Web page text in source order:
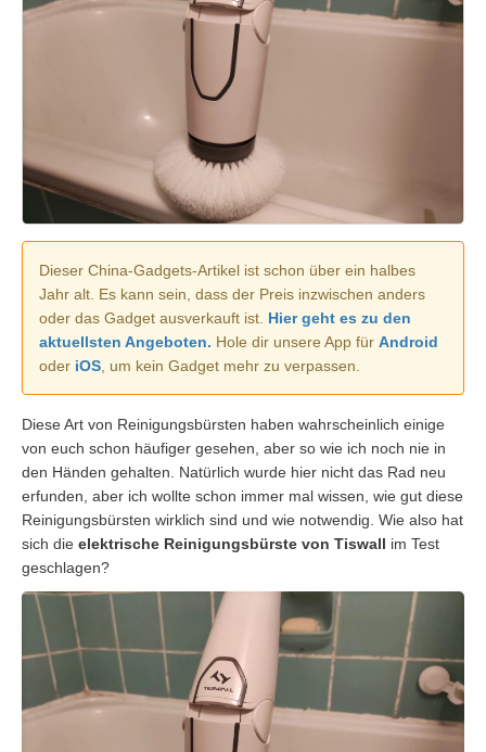
Dieser China-Gadgets-Artikel ist schon über ein halbes
Jahr alt. Es kann sein, dass der Preis inzwischen anders
oder das Gadget ausverkauft ist. Hier geht es zu den
aktuellsten Angeboten. Hole dir unsere App für Android
oder iOS , um kein Gadget mehr zu verpassen.
Diese Art von Reinigungsbürsten haben wahrscheinlich einige
von euch schon häufiger gesehen, aber so wie ich noch nie in
den Händen gehalten. Natürlich wurde hier nicht das Rad neu
erfunden, aber ich wollte schon immer mal wissen, wie gut diese
Reinigungsbürsten wirklich sind und wie notwendig. Wie also hat
sich die elektrische Reinigungsbürste von Tiswall im Test
geschlagen?